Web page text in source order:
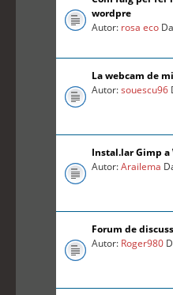
wordpre
Autor: rosa eco
La webcam de
Autor:souescu96
Instal.lar Gimp a
Autor:Arailema
Forum de
Autor: Roger980